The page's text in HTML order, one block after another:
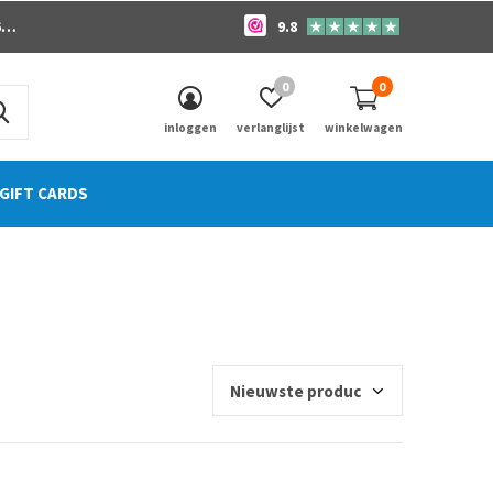
GIFT CARDS
inloggen verlanglijst
0
winkelwagen
0
9.8